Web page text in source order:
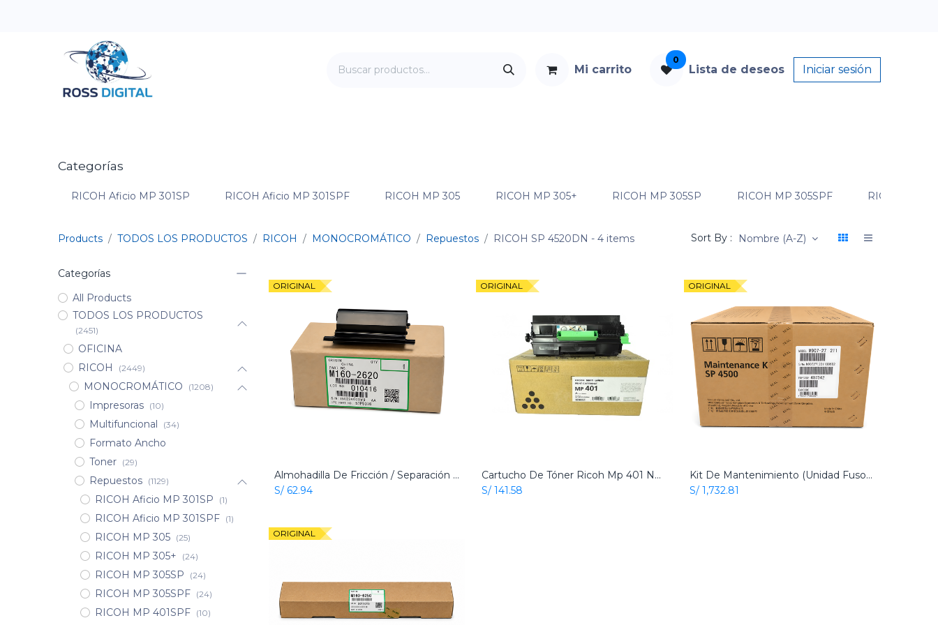
Mi carrito
0
Lista de deseos Iniciar sesión
Categorías
RICOH Aficio MP 301SP RICOH Aficio MP 301SPF RICOH MP 305 RICOH MP 305+ RICOH MP 305SP RICOH MP 305SPF RICOH MP
Products TODOS LOS PRODUCTOS RICOH MONOCROMÁTICO Repuestos RICOH SP 4520DN - 4 items Sort By : Nombre (A-Z)
Categorías
All Products
TODOS LOS PRODUCTOS
(2451)
OFICINA
RICOH
(2449)
MONOCROMÁTICO (1208)
Impresoras (10)
Multifuncional (34)
Formato Ancho
Toner
(29)
Repuestos (1129)
RICOH Aficio MP 301SP (1)
RICOH Aficio MP 301SPF (1)
RICOH MP 305 (25)
RICOH MP 305+ (24)
RICOH MP 305SP (24)
RICOH MP 305SPF (24)
RICOH MP 401SPF (10)
ORIGINAL
Add to Cart
Almohadilla De Fricción / Separación Con Soporte Ricoh Original
S/ 62.94
ORIGINAL
Add to Cart
Cartucho De Tóner Ricoh Mp 401 Negro Original
S/141.58
ORIGINAL
Kit De Mantenimiento (Unidad Fusora) Ricoh SP 4500 Original
S/ 1,732.81
ORIGINAL